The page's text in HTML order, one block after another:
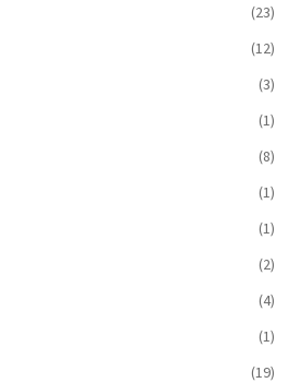
(23)
(12)
(3)
(1)
(8)
(1)
(1)
(2)
(4)
(1)
(19)